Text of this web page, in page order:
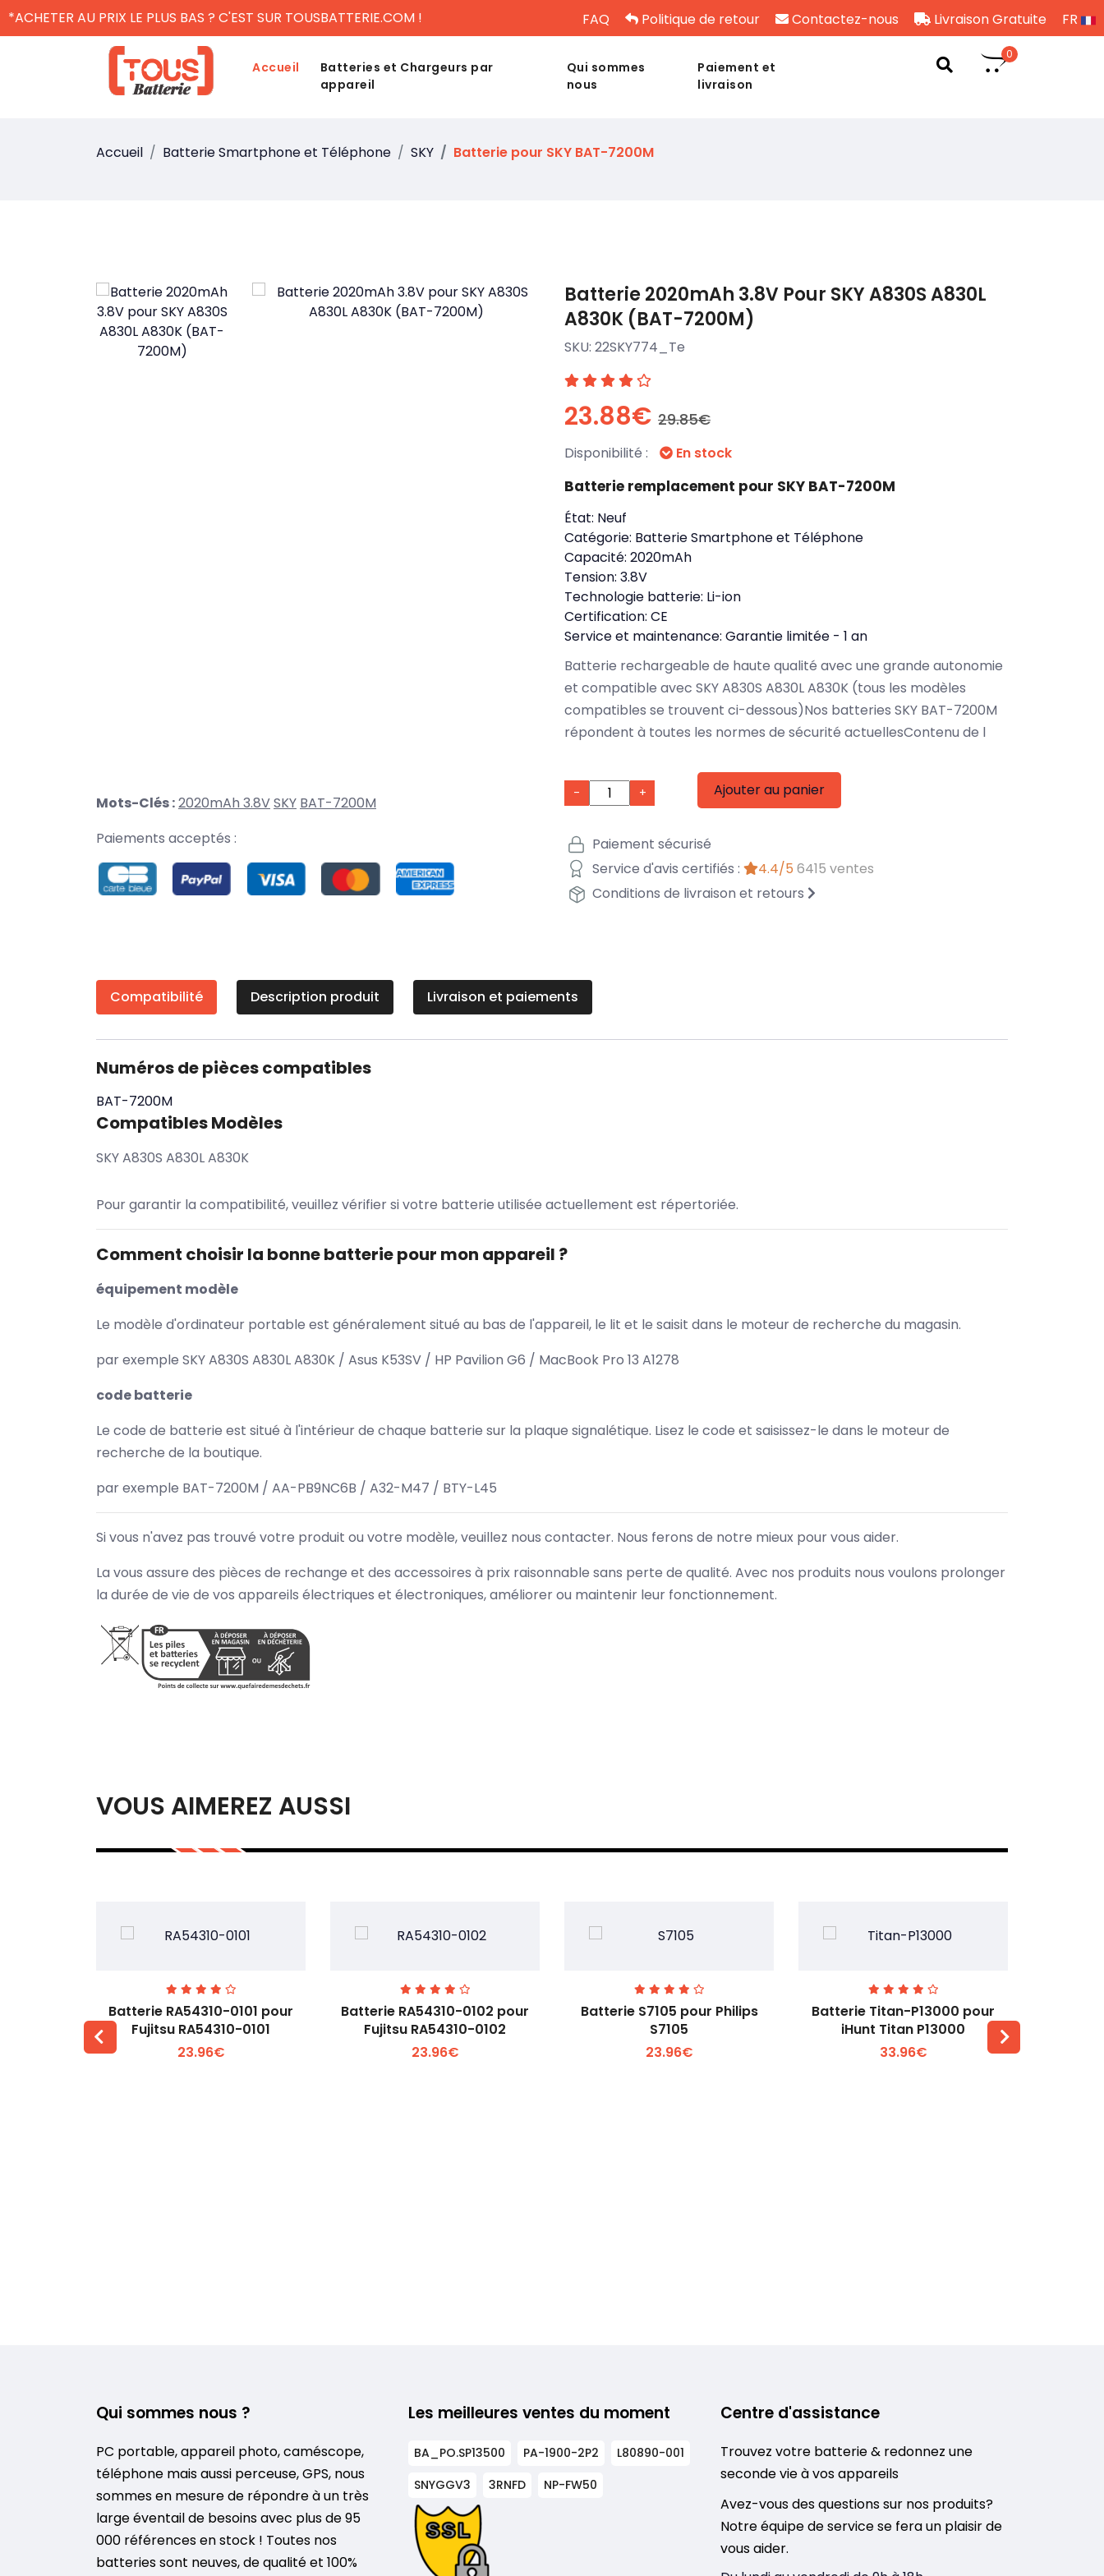
*ACHETER AU PRIX LE PLUS BAS ? C'EST SUR TOUSBATTERIE.COM ! FAQ Politique de retour Contactez-nous Livraison Gratuite FR
Accueil
Batteries et Chargeurs par
appareil
Qui sommes
nous
Paiement et
livraison
0
Accueil Batterie Smartphone et Téléphone SKY Batterie pour SKY BAT-7200M
Mots-Clés :2020mAh 3.8VSKY BAT-7200M
Paiements acceptés :
Batterie 2020mAh 3.8V Pour SKY A830S A830L
A830K (BAT-7200M)
SKU: 22SKY774_Te
23.88€ 29.85€
Disponibilité : En stock
Batterie remplacement pour SKY BAT-7200M
État: Neuf
Catégorie: Batterie Smartphone et Téléphone
Capacité: 2020mAh
Tension: 3.8V
Technologie batterie: Li-ion
Certification: CE
Service et maintenance: Garantie limitée - 1 an
Batterie rechargeable de haute qualité avec une grande autonomie
et compatible avec SKY A830S A830L A830K (tous les modèles
compatibles se trouvent ci-dessous)Nos batteries SKY BAT-7200M
répondent à toutes les normes de sécurité actuellesContenu de l
- + Ajouter au panier
Paiement sécurisé
Service d'avis certifiés :
4.4/5 6415 ventes
Conditions de livraison et retours
Compatibilité Description produit Livraison et paiements
Numéros de pièces compatibles
BAT-7200M
Compatibles Modèles
SKY A830S A830L A830K
Pour garantir la compatibilité, veuillez vérifier si votre batterie utilisée actuellement est répertoriée.
Comment choisir la bonne batterie pour mon appareil ?
équipement modèle
Le modèle d'ordinateur portable est généralement situé au bas de l'appareil, le lit et le saisit dans le moteur de recherche du magasin.
par exemple SKY A830S A830L A830K / Asus K53SV / HP Pavilion G6 / MacBook Pro 13 A1278
code batterie
Le code de batterie est situé à l'intérieur de chaque batterie sur la plaque signalétique. Lisez le code et saisissez-le dans le moteur de
recherche de la boutique.
par exemple BAT-7200M / AA-PB9NC6B / A32-M47 / BTY-L45
Si vous n'avez pas trouvé votre produit ou votre modèle, veuillez nous contacter. Nous ferons de notre mieux pour vous aider.
La vous assure des pièces de rechange et des accessoires à prix raisonnable sans perte de qualité. Avec nos produits nous voulons prolonger
la durée de vie de vos appareils électriques et électroniques, améliorer ou maintenir leur fonctionnement.
VOUS AIMEREZ AUSSI
Voir plus +
Batterie RA54310-0101 pour
Fujitsu RA54310-0101
23.96€
Voir plus +
Batterie RA54310-0102 pour
Fujitsu RA54310-0102
23.96€
Voir plus +
Batterie S7105 pour Philips
S7105
23.96€
Voir plus +
Batterie Titan-P13000 pour
iHunt Titan P13000
33.96€
Qui sommes nous ?
PC portable, appareil photo, caméscope,
téléphone mais aussi perceuse, GPS, nous
sommes en mesure de répondre à un très
large éventail de besoins avec plus de 95
000 références en stock ! Toutes nos
batteries sont neuves, de qualité et 100%
Les meilleures ventes du moment
BA_PO.SP13500 PA-1900-2P2
L80890-001
SNYGGV3
3RNFD NP-FW50
Centre d'assistance
Trouvez votre batterie & redonnez une
seconde vie à vos appareils
Avez-vous des questions sur nos produits?
Notre équipe de service se fera un plaisir de
vous aider.